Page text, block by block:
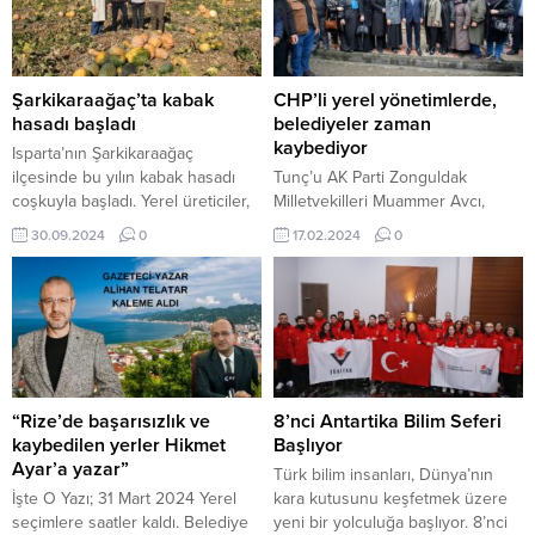
istenmesi üzerine benzin
dökerek kendini ateşe verdi.
Çevredeki esnafın müdahalesi ile
yanan vatandaş söndürüldü. Olay
yerine gelen 112 Acil ekipleri,
yanan vatandaşı...
yapılamamış hizmetleri yerine
getirmesi için önemli bir fırsat
olduğunu görüyoruz”dedi. Saadet
Partisi Adıyaman Belediye Başkan
Adayı Ahmet Faruk Ünsal,”31 Mart
yerel seçimleri Adıyaman’ın
hakkettiği hizmete kavuşabilmesi
eksik olan...
Şarkikaraağaç’ta kabak
hasadı başladı
Isparta’nın Şarkikaraağaç
ilçesinde bu yılın kabak hasadı
coşkuyla başladı. Yerel üreticiler,
tarlalarında yetiştirdikleri devasa
kabakları toplayarak sezonun
bereketli olduğunu söylüyorlar.
30 Eylül 2024, 10:42 yayınlandı
ISPARTA-BHA Devasa boyutlarıyla
göz kamaştıran Şarkikaraağaç
kabaklarının kaldırılması zor bir
hale geldiğini söyleyen...
30.09.2024 0
CHP’li yerel yönetimlerde,
belediyeler zaman
kaybediyor
Tunç’u AK Parti Zonguldak
Milletvekilleri Muammer Avcı,
Saffet Bozkurt, 25. ve 26. Dönem
Zonguldak Milletvekili AK Parti
Siyasi Erdem ve Etik Kurulu Üyesi
Hüseyin Özbakır,
Cumhurbaşkanlığında Uzman
olarak görev yapan eşi Deniz
Özbakır AK Parti ilçe yönetimi ve
çok sayıda partili karşıladı.
ÖZBAKIR ÇİFTİ HEYETTE AK Parti
Alaplı İlçe Teşkilatına...
17.02.2024 0
“Rize’de başarısızlık ve
kaybedilen yerler Hikmet
Ayar’a yazar”
İşte O Yazı; 31 Mart 2024 Yerel
seçimlere saatler kaldı. Belediye
8’nci Antartika Bilim Seferi
Başlıyor
Türk bilim insanları, Dünya’nın
kara kutusunu keşfetmek üzere
yeni bir yolculuğa başlıyor. 8’nci